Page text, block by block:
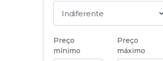
Preço
mínimo
Preço
máximo